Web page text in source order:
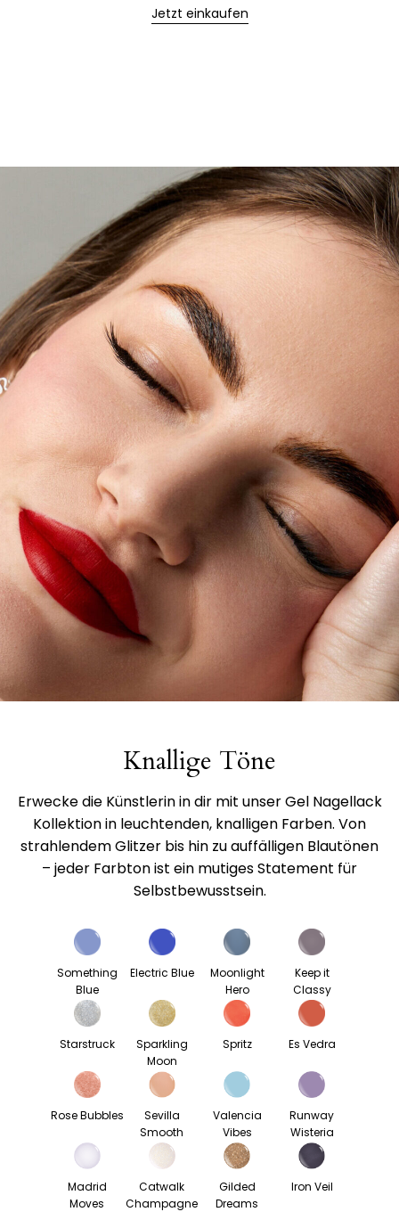
Jetzt einkaufen
Knallige Töne
Erwecke die Künstlerin in dir mit unser Gel Nagellack
Kollektion in leuchtenden, knalligen Farben. Von
strahlendem Glitzer bis hin zu auffälligen Blautönen
– jeder Farbton ist ein mutiges Statement für
Selbstbewusstsein.
Something
Blue
Electric Blue
Moonlight
Hero
Keep it
Classy
Starstruck
Sparkling
Moon
Spritz Es Vedra
Rose Bubbles
Sevilla
Smooth
Valencia
Vibes
Runway
Wisteria
Madrid
Moves
Catwalk
Champagne
Gilded
Dreams
Iron Veil